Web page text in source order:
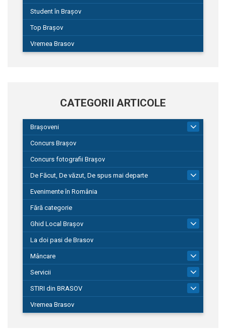
Student în Brașov
Top Brașov
Vremea Brasov
CATEGORII ARTICOLE
Brașoveni
Concurs Brașov
Concurs fotografii Brașov
De Făcut, De văzut, De spus mai departe
149
Evenimente în România
Fără categorie
Ghid Local Brașov
La doi pasi de Brasov
Mâncare
Servicii
STIRI din BRASOV
Vremea Brasov